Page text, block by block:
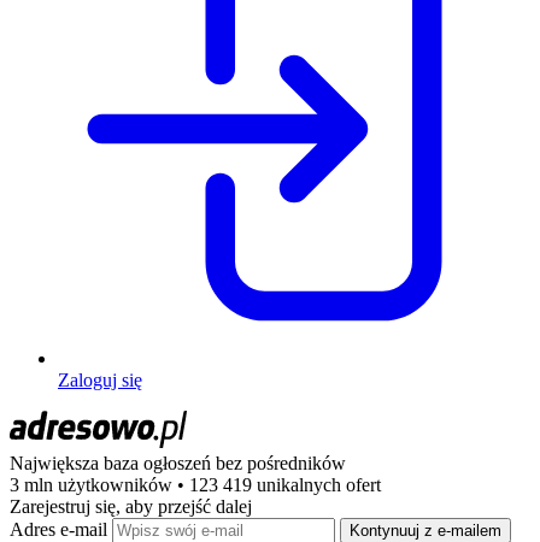
Zaloguj się
Największa baza ogłoszeń bez pośredników
3 mln użytkowników • 123 419 unikalnych ofert
Zarejestruj się, aby przejść dalej
Adres e-mail
Kontynuuj z e-mailem